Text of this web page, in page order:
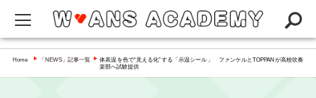
W-ANS ACADEMYってなに？
Q&A
Home ▶ 「NEWS」記事一覧 ▶ 体表温を色で“見える化”する「示温シール」 ファンケルとTOPPANが高校吹奏
楽部へ試験提供